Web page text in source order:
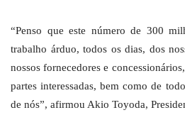
“Penso que este número de 300
trabalho árduo, todos os dias, dos
nossos fornecedores e
partes interessadas, bem como de
de nós”, afirmou Akio Toyoda,